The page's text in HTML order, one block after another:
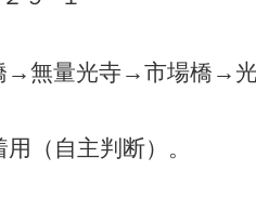
→無量光寺→市場橋→
（自主判断）。